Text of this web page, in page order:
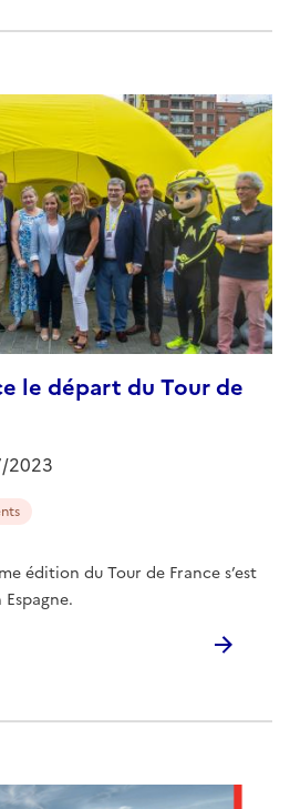
le départ du Tour de
édition du Tour de France s’est
2023